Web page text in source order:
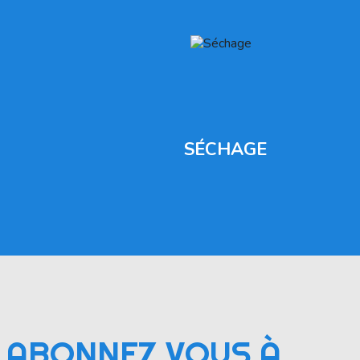
SÉCHAGE